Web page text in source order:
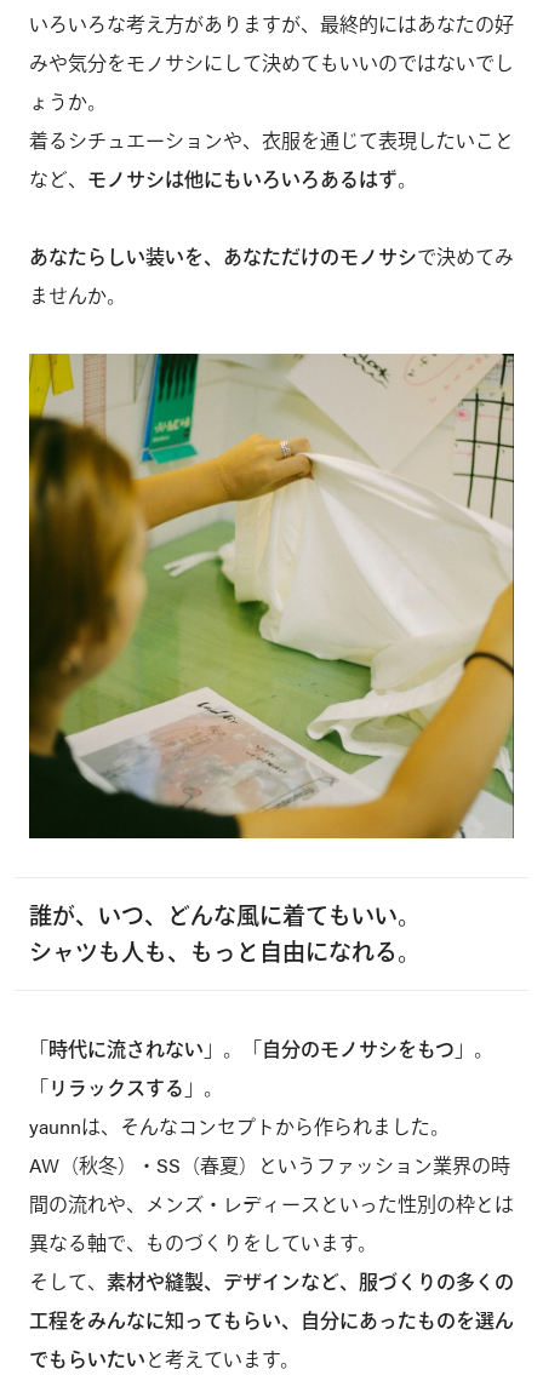
いろいろな考え方がありますが、最終的にはあなたの好
みや気分をモノサシにして決めてもいいのではないでし
ょうか。
着るシチュエーションや、衣服を通じて表現したいこと
など、 モノサシは他にもいろいろあるはず。
あなたらしい装いを、あなただけのモノサシで決めてみ
ませんか。
誰が、いつ、どんな風に着てもいい。
シャツも人も、もっと自由になれる。
「時代に流されない 」。「自分のモノサシをもつ 」。
「リラックスする 」。
yaunnは、そんなコンセプトから作られました。
AW（秋冬）・SS（春夏）というファッション業界の時
間の流れや、メンズ・レディースといった性別の枠とは
異なる軸で、ものづくりをしています。
そして、 素材や縫製、デザインなど、服づくりの多くの
工程をみんなに知ってもらい、自分にあったものを選ん
でもらいたいと考えています。